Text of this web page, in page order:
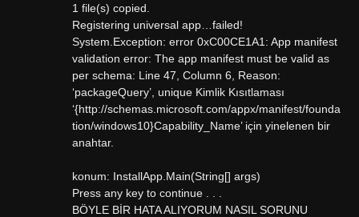
1 file(s) copied.
Registering universal app…failed!
System.Exception: error 0xC00CE1A1: App manifest
validation error: The app manifest must be valid as
per schema: Line 47, Column 6, Reason:
‘packageQuery’, unique Kimlik Kısıtlaması
‘{http://schemas.microsoft.com/appx/manifest/founda
tion/windows10}Capability_Name’ için yinelenen bir
anahtar.
konum: InstallApp.Main(String[] args)
Press any key to continue . . .
BÖYLE BİR HATA ALIYORUM NASIL SORUNU